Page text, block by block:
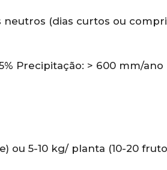
neutros (dias curtos ou
Precipitação: > 600 mm/ano
ou 5-10 kg/ planta (10-20